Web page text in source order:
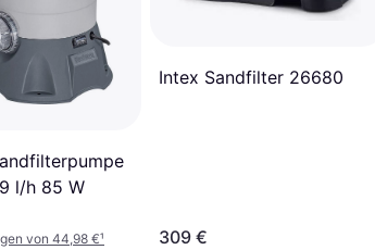
l/h 85 W
von 44,98 €¹
Intex Sandfilter 26680
309 €